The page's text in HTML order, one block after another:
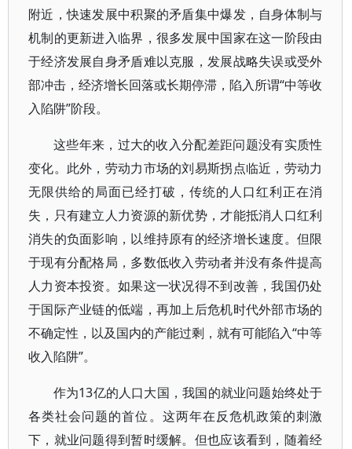
附近，快速发展中积聚的矛盾集中爆发，自身体制与
机制的更新进入临界，很多发展中国家在这一阶段由
于经济发展自身矛盾难以克服，发展战略失误或受外
部冲击，经济增长回落或长期停滞，陷入所谓“中等收
入陷阱”阶段。
这些年来，过大的收入分配差距问题没有实质性
变化。此外，劳动力市场的刘易斯拐点临近，劳动力
无限供给的局面已经打破，传统的人口红利正在消
失，只有建立人力资源的新优势，才能抵消人口红利
消失的负面影响，以维持原有的经济增长速度。但限
于现有分配格局，多数低收入劳动者并没有条件提高
人力资本投资。如果这一状况得不到改善，我国仍处
于国际产业链的低端，再加上后危机时代外部市场的
不确定性，以及国内的产能过剩，就有可能陷入“中等
收入陷阱”。
作为13亿的人口大国，我国的就业问题始终处于
各类社会问题的首位。这两年在反危机政策的刺激
下，就业问题得到暂时缓解。但也应该看到，随着经